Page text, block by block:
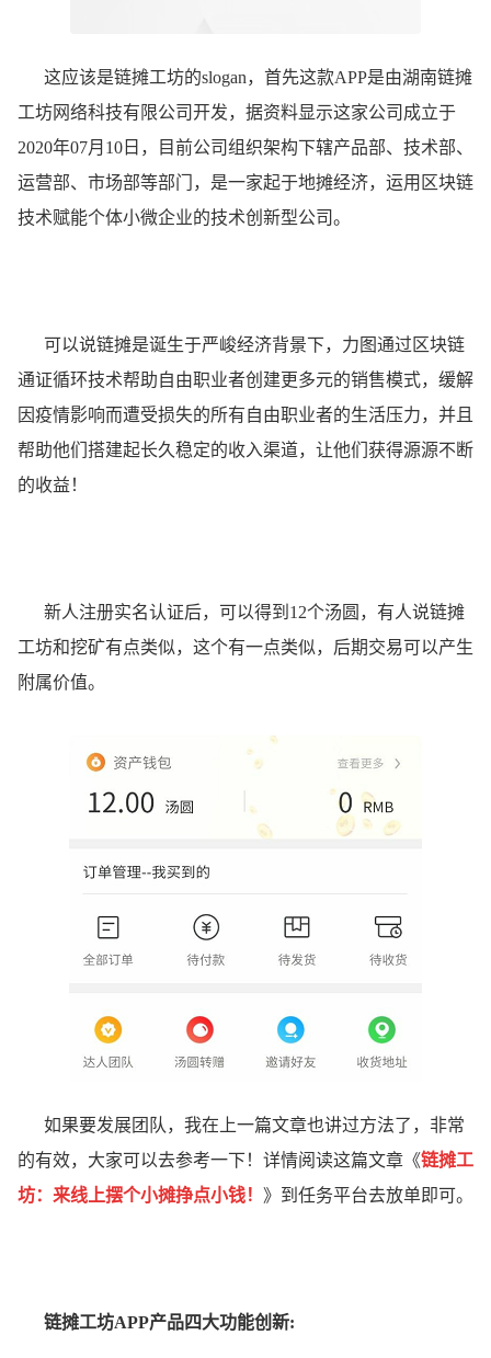
这应该是链摊工坊的slogan，首先这款APP是由湖南链摊
工坊网络科技有限公司开发，据资料显示这家公司成立于
2020年07月10日，目前公司组织架构下辖产品部、技术部、
运营部、市场部等部门，是一家起于地摊经济，运用区块链
技术赋能个体小微企业的技术创新型公司。
可以说链摊是诞生于严峻经济背景下，力图通过区块链
通证循环技术帮助自由职业者创建更多元的销售模式，缓解
因疫情影响而遭受损失的所有自由职业者的生活压力，并且
帮助他们搭建起长久稳定的收入渠道，让他们获得源源不断
的收益！
新人注册实名认证后，可以得到12个汤圆，有人说链摊
工坊和挖矿有点类似，这个有一点类似，后期交易可以产生
附属价值。
如果要发展团队，我在上一篇文章也讲过方法了，非常
的有效，大家可以去参考一下！详情阅读这篇文章《链摊工
坊：来线上摆个小摊挣点小钱！ 》到任务平台去放单即可。
链摊工坊APP产品四大功能创新: